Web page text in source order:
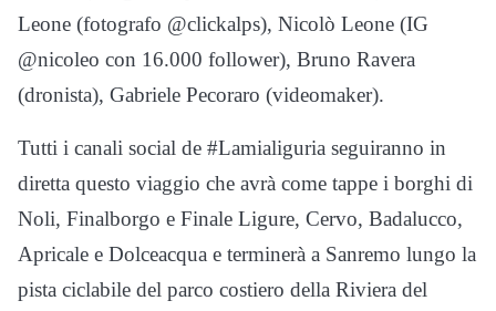
Leone (fotografo @clickalps), Nicolò Leone (IG
@nicoleo con 16.000 follower), Bruno Ravera
(dronista), Gabriele Pecoraro (videomaker).
Tutti i canali social de #Lamialiguria seguiranno in
diretta questo viaggio che avrà come tappe i borghi di
Noli, Finalborgo e Finale Ligure, Cervo, Badalucco,
Apricale e Dolceacqua e terminerà a Sanremo lungo la
pista ciclabile del parco costiero della Riviera del